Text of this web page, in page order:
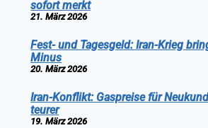
sofort merkt
21. März 2026
Fest- und Tagesgeld: Iran-Krieg
Minus
20. März 2026
Iran-Konflikt: Gaspreise für
teurer
19. März 2026